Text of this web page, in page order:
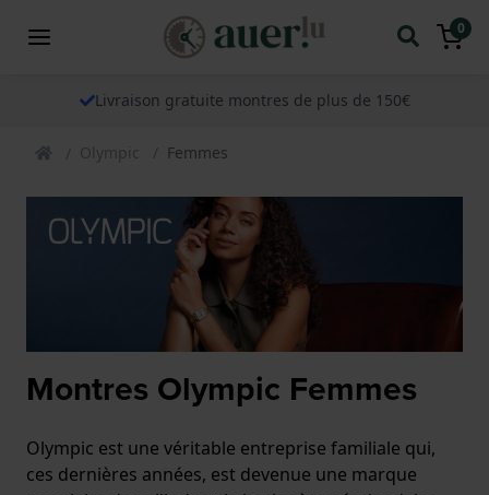
0
Livraison gratuite montres de plus de 150€
Olympic Femmes
Montres Olympic Femmes
Olympic est une véritable entreprise familiale qui,
ces dernières années, est devenue une marque